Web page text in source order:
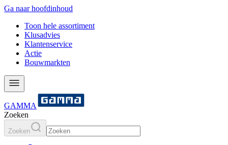
Ga naar hoofdinhoud
Toon hele assortiment
Klusadvies
Klantenservice
Actie
Bouwmarkten
GAMMA
Zoeken
Zoeken